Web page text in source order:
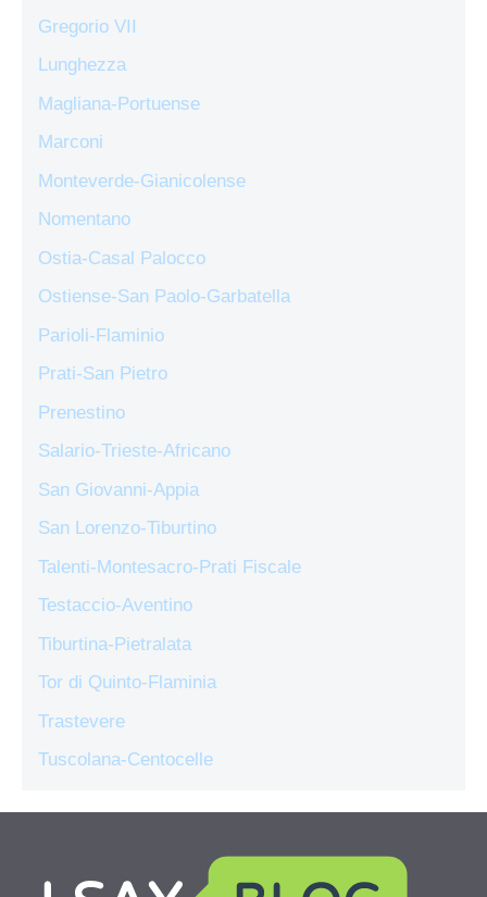
Gregorio VII
Lunghezza
Magliana-Portuense
Marconi
Monteverde-Gianicolense
Nomentano
Ostia-Casal Palocco
Ostiense-San Paolo-Garbatella
Parioli-Flaminio
Prati-San Pietro
Prenestino
Salario-Trieste-Africano
San Giovanni-Appia
San Lorenzo-Tiburtino
Talenti-Montesacro-Prati Fiscale
Testaccio-Aventino
Tiburtina-Pietralata
Tor di Quinto-Flaminia
Trastevere
Tuscolana-Centocelle